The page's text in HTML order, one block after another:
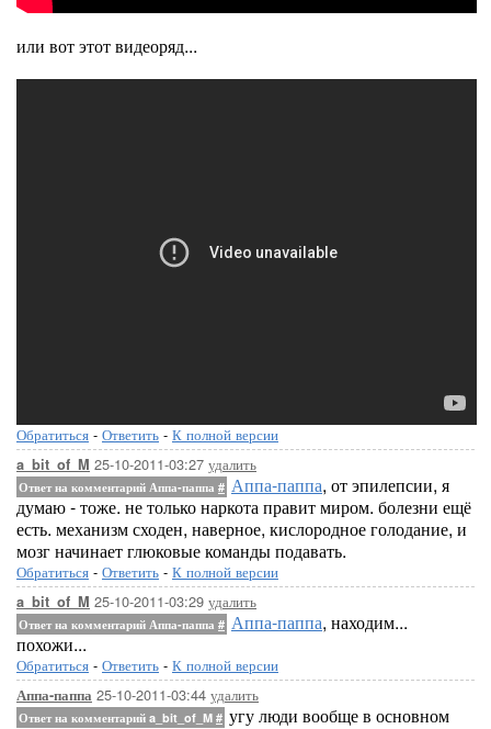
или вот этот видеоряд...
Обратиться - Ответить - К полной версии
a_bit_of_M 25-10-2011-03:27 удалить
Ответ на комментарий Аппа-паппа # Аппа-паппа, от эпилепсии, я
думаю - тоже. не только наркота правит миром. болезни ещё
есть. механизм сходен, наверное, кислородное голодание, и
мозг начинает глюковые команды подавать.
Обратиться - Ответить - К полной версии
a_bit_of_M 25-10-2011-03:29 удалить
Ответ на комментарий Аппа-паппа # Аппа-паппа, находим...
похожи...
Обратиться - Ответить - К полной версии
Аппа-паппа 25-10-2011-03:44 удалить
Ответ на комментарий a_bit_of_M # угу люди вообще в основном